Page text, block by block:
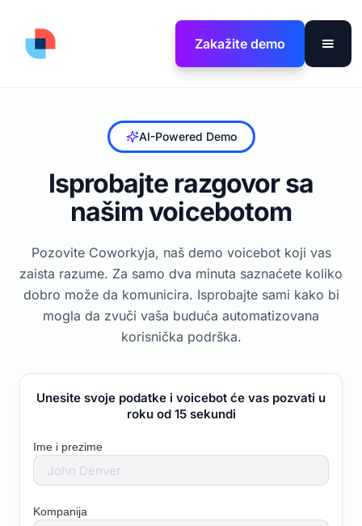
Zakažite demo
AI-Powered Demo
Isprobajte razgovor sa
našim voicebotom
Pozovite Coworkyja, naš demo voicebot koji vas
zaista razume. Za samo dva minuta saznaćete koliko
dobro može da komunicira. Isprobajte sami kako bi
mogla da zvuči vaša buduća automatizovana
korisnička podrška.
Unesite svoje podatke i voicebot će vas pozvati u
roku od 15 sekundi
Ime i prezime
Kompanija